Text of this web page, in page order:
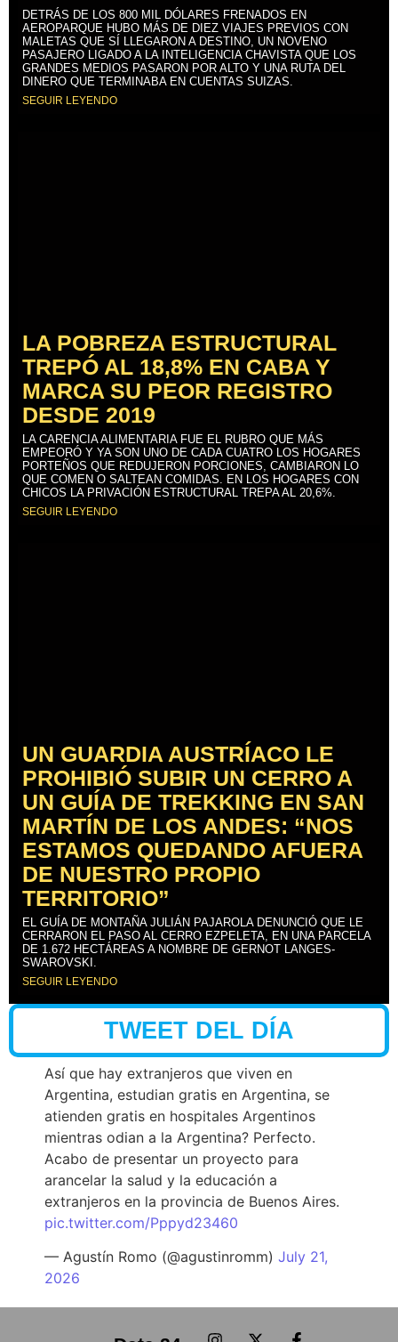
DETRÁS DE LOS 800 MIL DÓLARES FRENADOS EN
AEROPARQUE HUBO MÁS DE DIEZ VIAJES PREVIOS CON
MALETAS QUE SÍ LLEGARON A DESTINO, UN NOVENO
PASAJERO LIGADO A LA INTELIGENCIA CHAVISTA QUE LOS
GRANDES MEDIOS PASARON POR ALTO Y UNA RUTA DEL
DINERO QUE TERMINABA EN CUENTAS SUIZAS.
SEGUIR LEYENDO
LA POBREZA ESTRUCTURAL
TREPÓ AL 18,8% EN CABA Y
MARCA SU PEOR REGISTRO
DESDE 2019
LA CARENCIA ALIMENTARIA FUE EL RUBRO QUE MÁS
EMPEORÓ Y YA SON UNO DE CADA CUATRO LOS HOGARES
PORTEÑOS QUE REDUJERON PORCIONES, CAMBIARON LO
QUE COMEN O SALTEAN COMIDAS. EN LOS HOGARES CON
CHICOS LA PRIVACIÓN ESTRUCTURAL TREPA AL 20,6%.
SEGUIR LEYENDO
UN GUARDIA AUSTRÍACO LE
PROHIBIÓ SUBIR UN CERRO A
UN GUÍA DE TREKKING EN SAN
MARTÍN DE LOS ANDES: “NOS
ESTAMOS QUEDANDO AFUERA
DE NUESTRO PROPIO
TERRITORIO”
EL GUÍA DE MONTAÑA JULIÁN PAJAROLA DENUNCIÓ QUE LE
CERRARON EL PASO AL CERRO EZPELETA, EN UNA PARCELA
DE 1.672 HECTÁREAS A NOMBRE DE GERNOT LANGES-
SWAROVSKI.
SEGUIR LEYENDO
TWEET DEL DÍA
Así que hay extranjeros que viven en
Argentina, estudian gratis en Argentina, se
atienden gratis en hospitales Argentinos
mientras odian a la Argentina? Perfecto.
Acabo de presentar un proyecto para
arancelar la salud y la educación a
extranjeros en la provincia de Buenos Aires.
pic.twitter.com/Pppyd23460
— Agustín Romo (@agustinromm) July 21,
2026